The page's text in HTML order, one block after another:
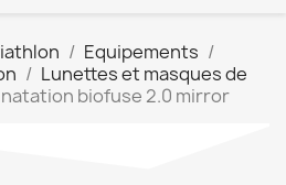
Equipements
Lunettes et masques de
biofuse 2.0 mirror